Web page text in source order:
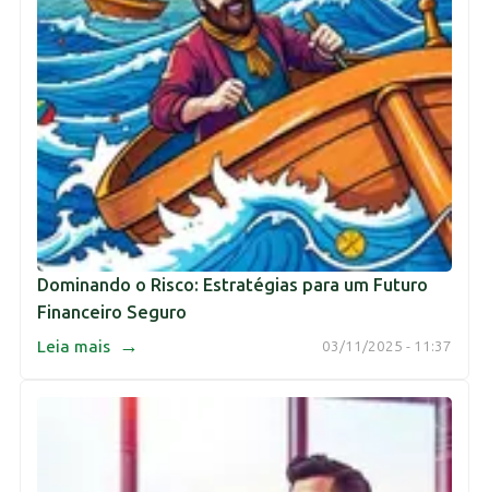
Dominando o Risco: Estratégias para um Futuro
Financeiro Seguro
03/11/2025 - 11:37
Leia mais →